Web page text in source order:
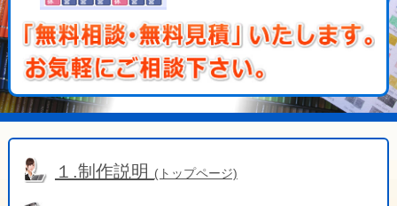
１.制作説明 (トップページ)